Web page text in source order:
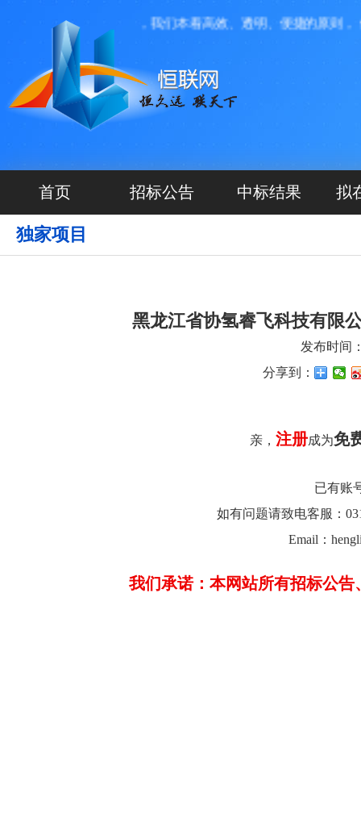
司投资运营管理，我们本着高效、透明、便捷的原则， 做
首页 招标公告 中标结果 拟
独家项目
黑龙江省协氢睿飞科技有限
发布时间
分享到：
亲， 注册成为免
已有账
如有问题请致电客服：
Email：
我们承诺：本网站所有招标公